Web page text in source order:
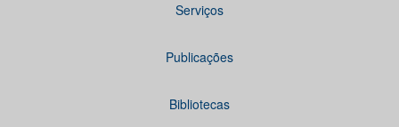
Serviços
Publicações
Bibliotecas